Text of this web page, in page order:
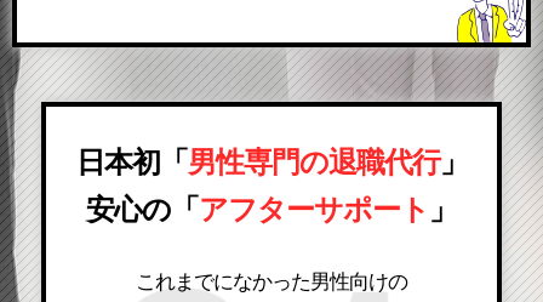
日本初「男性専門の退職代行」
安心の「アフターサポート 」
これまでになかった男性向けの